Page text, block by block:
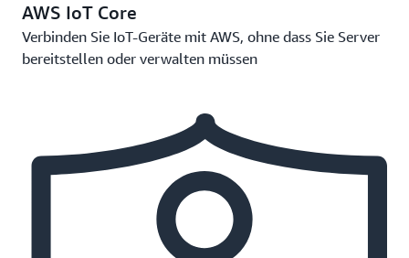
AWS IoT Core
Verbinden Sie IoT-Geräte mit AWS, ohne dass Sie Server
bereitstellen oder verwalten müssen